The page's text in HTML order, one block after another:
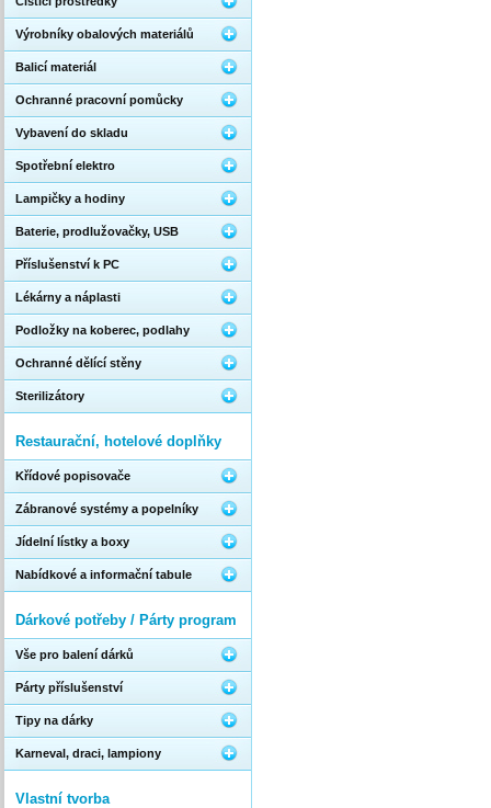
Výrobníky obalových materiálů
Balicí materiál
Ochranné pracovní pomůcky
Vybavení do skladu
Spotřební elektro
Lampičky a hodiny
Baterie, prodlužovačky, USB
Příslušenství k PC
Lékárny a náplasti
Podložky na koberec, podlahy
Ochranné dělící stěny
Sterilizátory
Restaurační, hotelové doplňky
Křídové popisovače
Zábranové systémy a popelníky
Jídelní lístky a boxy
Nabídkové a informační tabule
Dárkové potřeby / Párty program
Vše pro balení dárků
Párty příslušenství
Tipy na dárky
Karneval, draci, lampiony
Vlastní tvorba